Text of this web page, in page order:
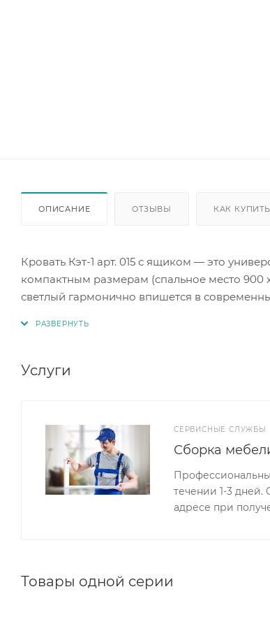
ОПИСАНИЕ ОТЗЫВЫ КАК КУПИТЬ
Кровать Кэт-1 арт. 015 с ящиком — это
компактным размерам (спальное место 900
светлый гармонично впишется в
Услуги
СЕРВИСНЫЕ СЛУЖБЫ
Сборка
течении 1-3 дней.
адресе при
Товары одной серии